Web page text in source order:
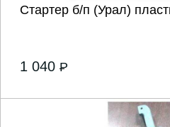
Стартер б/п (Урал)
1 040 P